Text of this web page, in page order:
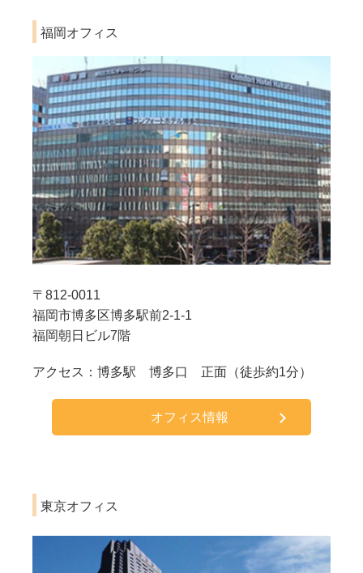
福岡オフィス
〒812-0011
福岡市博多区博多駅前2-1-1
福岡朝日ビル7階
アクセス：博多駅 博多口 正面（徒歩約1分）
オフィス情報
東京オフィス